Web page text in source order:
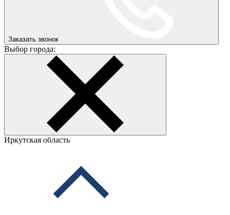
Заказать звонок
Выбор города:
Иркутская область